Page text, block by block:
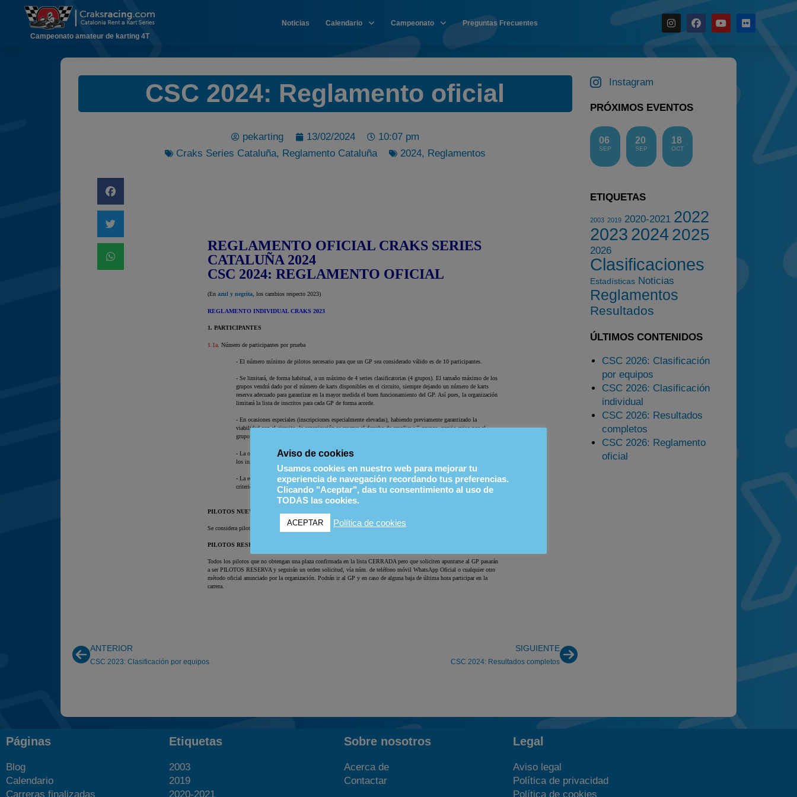
Noticias
Campeonato
2025
Campeonato amateur de karting 4T
Noticias Calendario Campeonato Preguntas Frecuentes
CSC 2024: Reglamento oficial
pekarting 13/02/2024
10:07 pm
Craks Series Cataluña, Reglamento Cataluña 2024, Reglamentos
ANTERIOR
CSC 2023: Clasificación por equipos
SIGUIENTE
CSC 2024: Resultados completos
Instagram
PRÓXIMOS EVENTOS
06
SEP
20
SEP
18
OCT
ETIQUETAS
2003 2019 2020-2021 2022
2023 20242025
2026
Clasificaciones
Estadísticas Noticias
Reglamentos
Resultados
ÚLTIMOS CONTENIDOS
CSC 2026: Clasificación
por equipos
CSC 2026: Clasificación
individual
CSC 2026: Resultados
completos
CSC 2026: Reglamento
oficial
Páginas
Blog
Calendario
Carreras finalizadas
Etiquetas
2003
2019
2020-2021
Sobre nosotros
Acerca de
Contactar
Legal
Aviso legal
Política de privacidad
Política de cookies
Aviso de cookies
Usamos cookies en nuestro web para mejorar tu
experiencia de navegación recordando tus preferencias.
Clicando "Aceptar", das tu consentimiento al uso de
TODAS las cookies.
ACEPTAR Política de cookies